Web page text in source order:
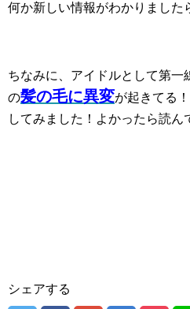
何か新しい情報がわかりました
ちなみに、アイドルとして第一
の髪の毛に異変が起きてる
してみました！よかったら読ん
シェアする